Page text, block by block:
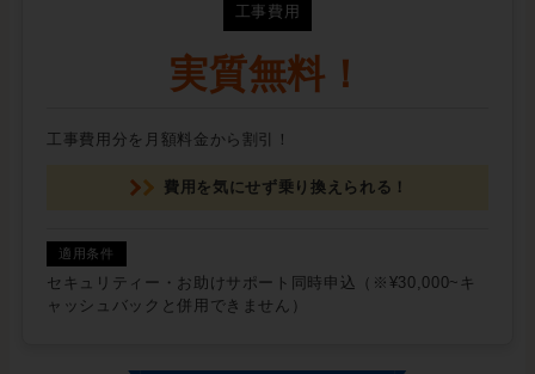
工事費用
実質無料！
工事費用分を月額料金から割引！
費用を気にせず乗り換えられる！
セキュリティー・お助けサポート同時申込（※¥30,000~キ
ャッシュバックと併用できません）